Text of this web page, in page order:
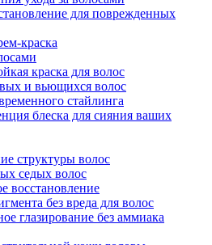
для поврежденных
краска
краска для волос
и вьющихся волос
стайлинга
блеска для сияния ваших
структуры волос
седых волос
восстановление
без вреда для волос
глазирование без аммиака